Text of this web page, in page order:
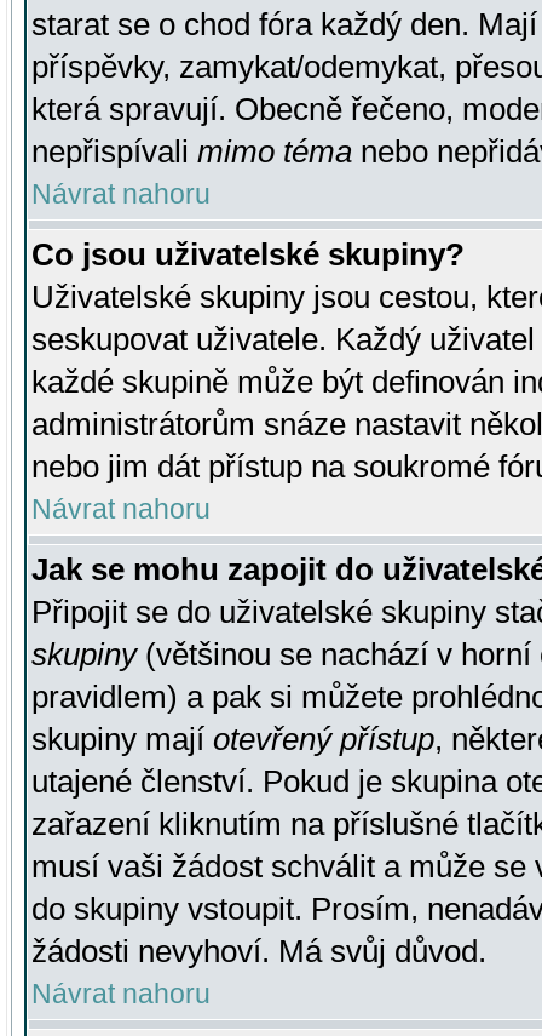
starat se o chod fóra každý den.
příspěvky, zamykat/odemykat,
která spravují. Obecně řečeno,
nepřispívali mimo téma nebo
Návrat nahoru
Co jsou uživatelské skupiny?
Uživatelské skupiny jsou cestou,
seskupovat uživatele. Každý
každé skupině může být definován
administrátorům snáze nastavit
nebo jim dát přístup na soukromé
Návrat nahoru
Jak se mohu zapojit do
Připojit se do uživatelské skupiny
skupiny(většinou se nachází v horní
pravidlem) a pak si můžete
skupiny mají otevřený přístup,
utajené členství. Pokud je skupina
zařazení kliknutím na příslušné
musí vaši žádost schválit a může se
do skupiny vstoupit. Prosím,
žádosti nevyhoví. Má svůj důvod.
Návrat nahoru